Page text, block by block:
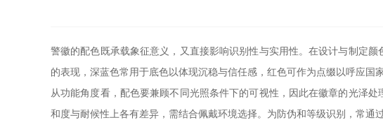
警徽的配色既承载象征意义，又直接影响识别性与实用性。在设计与制定
的表现，深蓝色常用于底色以体现沉稳与信任感，红色可作为点缀以呼应国
从功能角度看，配色要兼顾不同光照条件下的可视性，因此在徽章的光泽
和度与耐候性上各有差异，需结合佩戴环境选择。为防伪和等级识别，常通